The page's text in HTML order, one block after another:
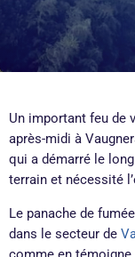
Un important feu de
après-midi à
qui a démarré le
terrain et nécessité
Le panache de
dans le secteur de